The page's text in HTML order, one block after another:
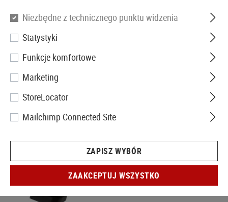
Hi-Capa 5.2 R Full Metal GBB
Niezbędne z technicznego punktu widzenia
Statystyki
Funkcje komfortowe
Marketing
StoreLocator
Mailchimp Connected Site
ZAPISZ WYBÓR
ZAAKCEPTUJ WSZYSTKO